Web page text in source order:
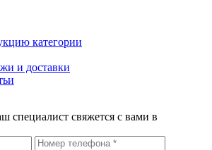
категории
и доставки
специалист свяжется с вами в